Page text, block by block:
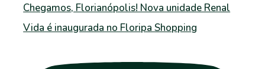
Chegamos, Florianópolis! Nova unidade Renal
Vida é inaugurada no Floripa Shopping